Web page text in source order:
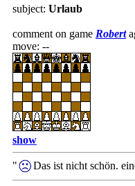
subject: Urlaub
comment on game Robert
move: --
show
" Das ist nicht schön.